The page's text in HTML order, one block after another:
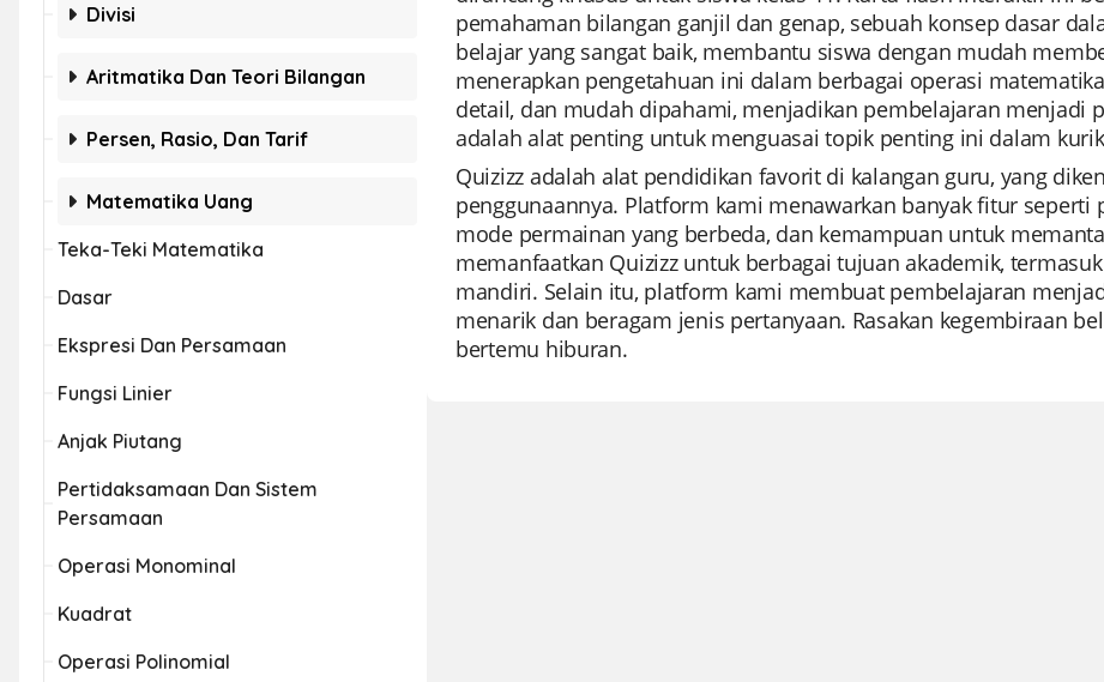
Divisi
Aritmatika Dan Teori Bilangan
Persen, Rasio, Dan Tarif
Matematika Uang
Teka-Teki Matematika
Dasar
Ekspresi Dan Persamaan
Fungsi Linier
Anjak Piutang
Pertidaksamaan Dan Sistem
Persamaan
Operasi Monominal
Kuadrat
Operasi Polinomial
pemahaman bilangan ganjil dan genap, sebuah konsep dasar
belajar yang sangat baik, membantu siswa dengan mudah
menerapkan pengetahuan ini dalam berbagai operasi
detail, dan mudah dipahami, menjadikan pembelajaran menjadi
adalah alat penting untuk menguasai topik penting ini dalam
Quizizz adalah alat pendidikan favorit di kalangan guru, yang
penggunaannya. Platform kami menawarkan banyak fitur seperti
mode permainan yang berbeda, dan kemampuan untuk
memanfaatkan Quizizz untuk berbagai tujuan akademik,
mandiri. Selain itu, platform kami membuat pembelajaran
menarik dan beragam jenis pertanyaan. Rasakan kegembiraan
bertemu hiburan.